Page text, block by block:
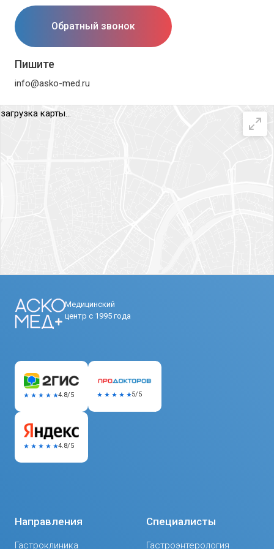
Обратный звонок
Пишите
info@asko-med.ru
загрузка карты...
Медицинский
центр с 1995 года
Направления
Гастроклиника
Специалисты
Гастроэнтерология
4.8/5 5/5
4.8/5